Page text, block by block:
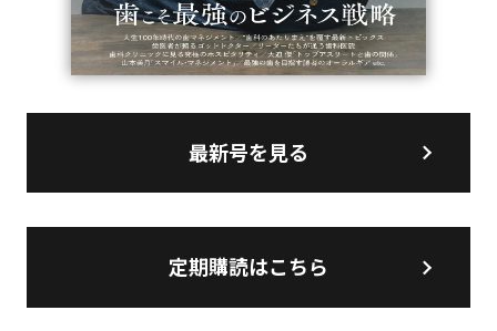
最新号を見る
定期購読はこちら